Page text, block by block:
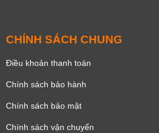
CHÍNH SÁCH CHUNG
Điều khoản thanh toán
Chính sách bảo hành
Chính sách bảo mật
Chính sách vận chuyển